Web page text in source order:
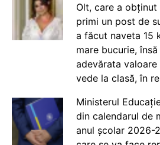
Olt, care a obținut
primi un post de
a făcut naveta 15
mare bucurie,
adevărata
vede la clasă, în
Ministerul
din calendarul de
anul școlar 2026-